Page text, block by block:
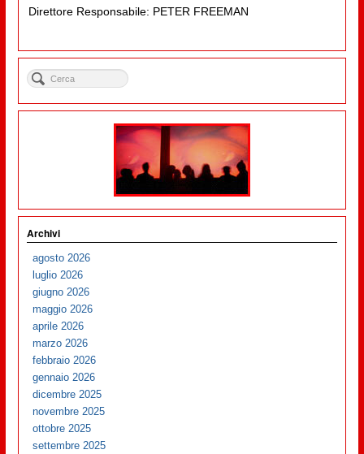
Direttore Responsabile: PETER FREEMAN
Archivi
agosto 2026
luglio 2026
giugno 2026
maggio 2026
aprile 2026
marzo 2026
febbraio 2026
gennaio 2026
dicembre 2025
novembre 2025
ottobre 2025
settembre 2025